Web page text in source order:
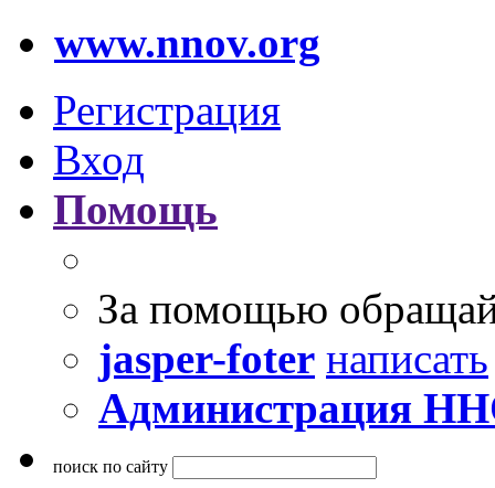
www.nnov.org
Регистрация
Вход
Помощь
За помощью
jasper-foter написать
Администрация
поиск по сайту